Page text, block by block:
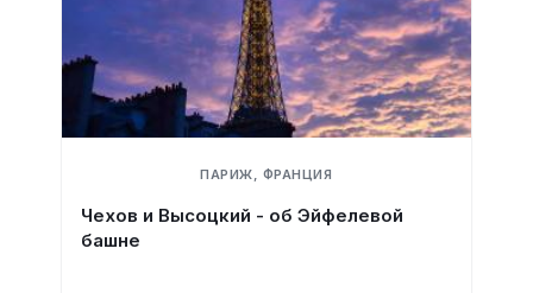
ПАРИЖ, ФРАНЦИЯ
Чехов и Высоцкий - об Эйфелевой
башне